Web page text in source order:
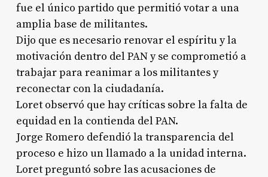
fue el único partido que permitió votar a una
amplia base de militantes.
Dijo que es necesario renovar el espíritu y la
motivación dentro del PAN y se comprometió a
trabajar para reanimar a los militantes y
reconectar con la ciudadanía.
Loret observó que hay críticas sobre la falta de
equidad en la contienda del PAN.
Jorge Romero defendió la transparencia del
proceso e hizo un llamado a la unidad interna.
Loret preguntó sobre las acusaciones de